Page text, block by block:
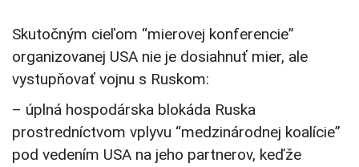
Skutočným cieľom “mierovej konferencie”
organizovanej USA nie je dosiahnuť mier, ale
vystupňovať vojnu s Ruskom:
– úplná hospodárska blokáda Ruska
prostredníctvom vplyvu “medzinárodnej koalície”
pod vedením USA na jeho partnerov, keďže